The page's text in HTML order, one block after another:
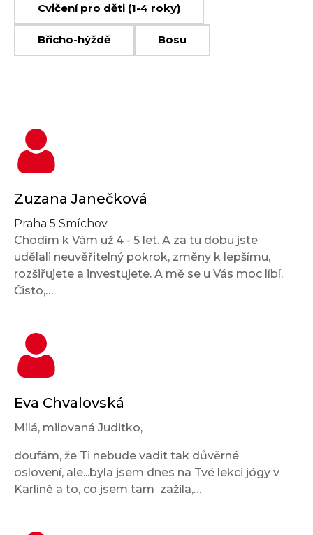
Cvičení pro děti (1-4 roky)
Břicho-hýždě Bosu
Zuzana Janečková
Praha 5 Smíchov
Chodím k Vám už 4 - 5 let. A za tu dobu jste
udělali neuvěřitelný pokrok, změny k lepšímu,
rozšiřujete a investujete. A mě se u Vás moc líbí.
Čisto,…
Eva Chvalovská
Milá, milovaná Juditko,
doufám, že Ti nebude vadit tak důvěrné
oslovení, ale...byla jsem dnes na Tvé lekci jógy v
Karlíně a to, co jsem tam zažila,…